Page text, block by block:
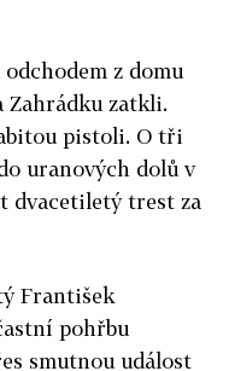
z domu
Zahrádku zatkli.
pistoli. O tři
uranových dolů v
dvacetiletý trest za
František
pohřbu
smutnou událost